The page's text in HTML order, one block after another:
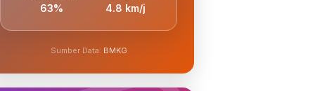
63% 4.8 km/j
Sumber Data: BMKG